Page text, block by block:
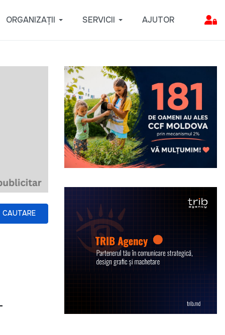
ORGANIZAȚII SERVICII AJUTOR
CAUTARE